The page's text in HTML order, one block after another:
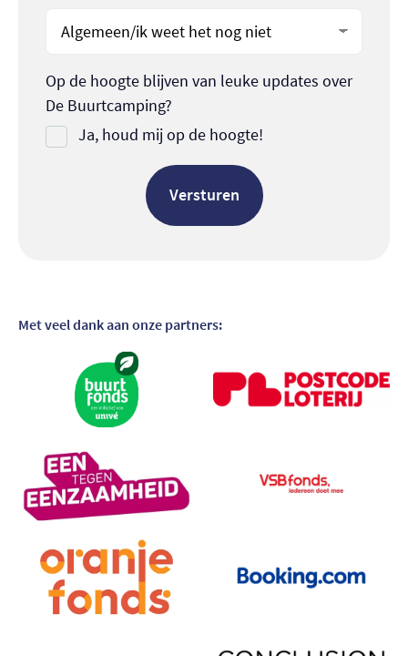
Op de hoogte blijven van leuke updates over
De Buurtcamping?
Ja, houd mij op de hoogte!
Met veel dank aan onze partners:
Bezoek partner
Bezoek partner
Bezoek partner